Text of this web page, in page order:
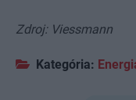
Zdroj: Viessmann
Kategória: